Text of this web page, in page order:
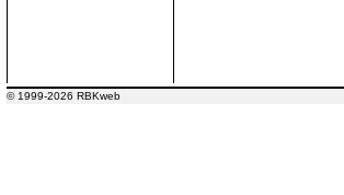
© 1999-2026 RBKweb